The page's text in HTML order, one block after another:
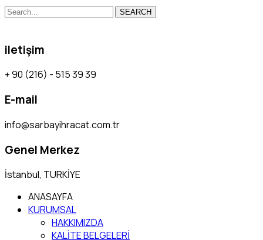
SEARCH
iletişim
+ 90 (216) - 515 39 39
E-mail
info@sarbayihracat.com.tr
Genel Merkez
İstanbul, TURKİYE
ANASAYFA
KURUMSAL
HAKKIMIZDA
KALİTE BELGELERİ